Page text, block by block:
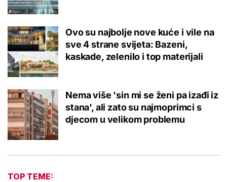
Ovo su najbolje nove kuće i vile na
sve 4 strane svijeta: Bazeni,
kaskade, zelenilo i top materijali
Nema više 'sin mi se ženi pa izađi iz
stana', ali zato su najmoprimci s
djecom u velikom problemu
TOP TEME: